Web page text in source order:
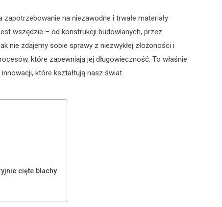
na niezawodne i trwałe materiały
wszędzie – od konstrukcji budowlanych, przez
nie zdajemy sobie sprawy z niezwykłej złożoności i
które zapewniają jej długowieczność. To właśnie
które kształtują nasz świat.
cięte blachy